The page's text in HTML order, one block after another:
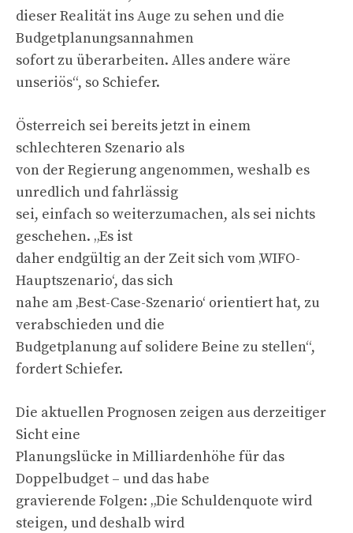
dieser Realität ins Auge zu sehen und die
Budgetplanungsannahmen
sofort zu überarbeiten. Alles andere wäre
unseriös“, so Schiefer.
Österreich sei bereits jetzt in einem
schlechteren Szenario als
von der Regierung angenommen, weshalb es
unredlich und fahrlässig
sei, einfach so weiterzumachen, als sei nichts
geschehen. „Es ist
daher endgültig an der Zeit sich vom ‚WIFO-
Hauptszenario‘, das sich
nahe am ‚Best-Case-Szenario‘ orientiert hat, zu
verabschieden und die
Budgetplanung auf solidere Beine zu stellen“,
fordert Schiefer.
Die aktuellen Prognosen zeigen aus derzeitiger
Sicht eine
Planungslücke in Milliardenhöhe für das
Doppelbudget – und das habe
gravierende Folgen: „Die Schuldenquote wird
steigen, und deshalb wird